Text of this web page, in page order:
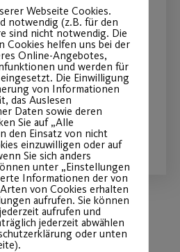
durch Ihre
Vertrauen in Ihrem
More
Webseite Cookies.
notwendig (z.B. für den
sind nicht notwendig. Die
Cookies helfen uns bei der
Online-Angebotes,
und werden für
Die Einwilligung
von Informationen
das Auslesen
Daten sowie deren
Sie auf „Alle
den Einsatz von nicht
einzuwilligen oder auf
Sie sich anders
unter „Einstellungen
Informationen der von
von Cookies erhalten
aufrufen. Sie können
aufrufen und
jederzeit abwählen
oder unten